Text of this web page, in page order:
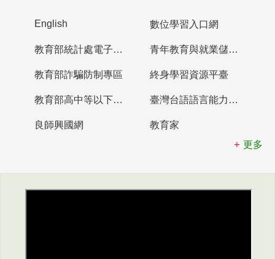
English 數位學習入口網
教育部統計處電子書櫃 青年教育與就業儲蓄帳戶
教育部詐騙防制專區 終身學習資源平臺
教育部高中等以下學校及幼兒園教師資格檢定考試 臺灣台語語言能力認證網站
良師興國網
教育家
更多